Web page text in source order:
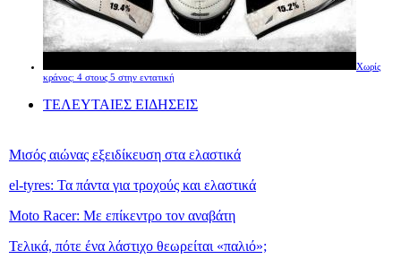
Χωρίς
κράνος: 4 στους 5 στην εντατική
ΤΕΛΕΥΤΑΙΕΣ ΕΙΔΗΣΕΙΣ
Μισός αιώνας εξειδίκευση στα ελαστικά
el-tyres: Τα πάντα για τροχούς και ελαστικά
Moto Racer: Με επίκεντρο τον αναβάτη
Τελικά, πότε ένα λάστιχο θεωρείται «παλιό»;